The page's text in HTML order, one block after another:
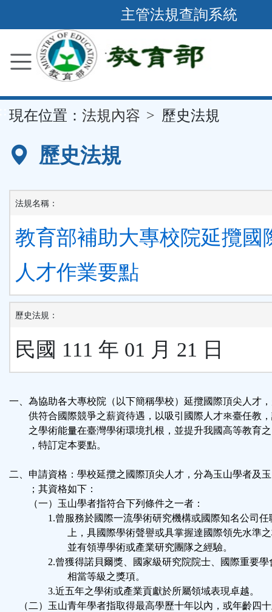
到
要
容
區
主管法規查詢系統
現在位置： 法規內容 歷史法規
歷史法規
法規名稱：
教育部補助大專校院延攬國
人才作業要點
歷史法規：
民國 111 年 01 月 21 日
一、為協助各大專校院（以下簡稱學校）延攬國際頂尖人才
供符合國際競爭之薪資待遇，以吸引國際人才來臺任教，
之學術能量在臺灣學術環境扎根，並提升我國高等教育之
，特訂定本要點。
二、申請資格：學校延攬之國際頂尖人才，分為玉山學者及
；其資格如下：
（一）玉山學者指符合下列條件之一者：
1.曾服務於國際一流學術研究機構或國際知名公司任
上，具國際學術聲譽或具掌握達國際領先水準之
並有領導學術或產業研究團隊之經驗。
2.曾獲得諾貝爾獎、國家級研究院院士、國際重要學
相當等級之獎項。
3.近五年之學術或產業貢獻於所屬領域表現卓越。
（二）玉山青年學者指取得最高學歷十年以內，或年齡四